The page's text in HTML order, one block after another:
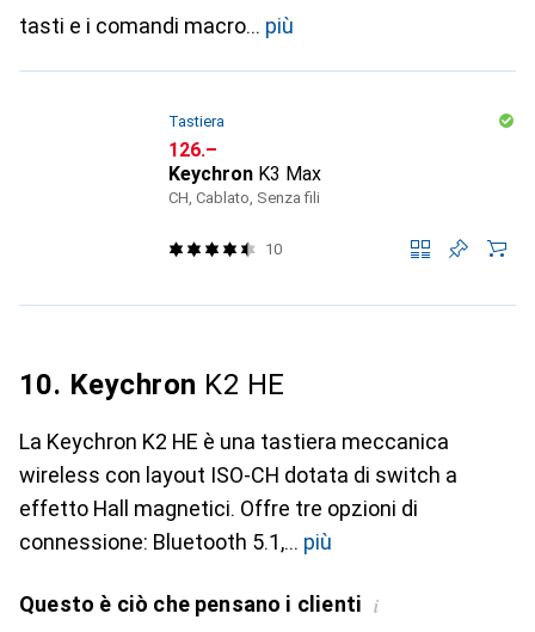
tasti e i comandi macro
più
Tastiera
CHF
126.–
Keychron K3 Max
CH, Cablato, Senza fili
10
10. Keychron K2 HE
La Keychron K2 HE è una tastiera meccanica
wireless con layout ISO-CH dotata di switch a
effetto Hall magnetici. Offre tre opzioni di
connessione: Bluetooth 5.1,
più
Questo è ciò che pensano i clienti i